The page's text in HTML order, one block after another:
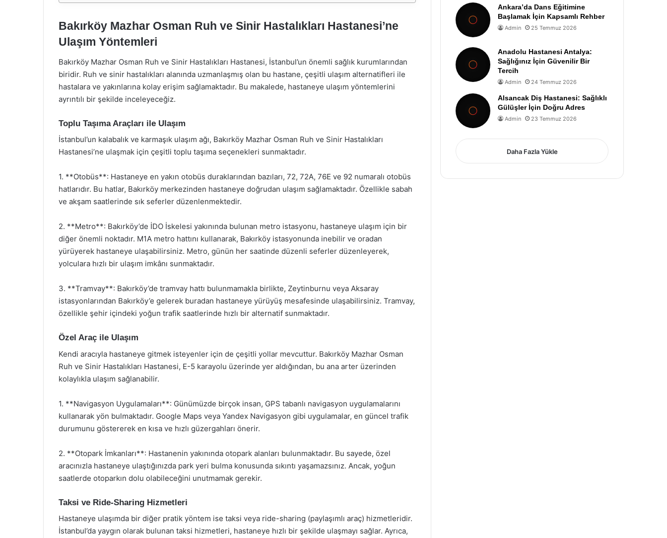
Bakırköy Mazhar Osman Ruh ve Sinir Hastalıkları Hastanesi’ne
Ulaşım Yöntemleri
Bakırköy Mazhar Osman Ruh ve Sinir Hastalıkları Hastanesi, İstanbul’un önemli sağlık kurumlarından
biridir. Ruh ve sinir hastalıkları alanında uzmanlaşmış olan bu hastane, çeşitli ulaşım alternatifleri ile
hastalara ve yakınlarına kolay erişim sağlamaktadır. Bu makalede, hastaneye ulaşım yöntemlerini
ayrıntılı bir şekilde inceleyeceğiz.
Toplu Taşıma Araçları ile Ulaşım
İstanbul’un kalabalık ve karmaşık ulaşım ağı, Bakırköy Mazhar Osman Ruh ve Sinir Hastalıkları
Hastanesi’ne ulaşmak için çeşitli toplu taşıma seçenekleri sunmaktadır.
1. **Otobüs**: Hastaneye en yakın otobüs duraklarından bazıları, 72, 72A, 76E ve 92 numaralı otobüs
hatlarıdır. Bu hatlar, Bakırköy merkezinden hastaneye doğrudan ulaşım sağlamaktadır. Özellikle sabah
ve akşam saatlerinde sık seferler düzenlenmektedir.
2. **Metro**: Bakırköy’de İDO İskelesi yakınında bulunan metro istasyonu, hastaneye ulaşım için bir
diğer önemli noktadır. M1A metro hattını kullanarak, Bakırköy istasyonunda inebilir ve oradan
yürüyerek hastaneye ulaşabilirsiniz. Metro, günün her saatinde düzenli seferler düzenleyerek,
yolculara hızlı bir ulaşım imkânı sunmaktadır.
3. **Tramvay**: Bakırköy’de tramvay hattı bulunmamakla birlikte, Zeytinburnu veya Aksaray
istasyonlarından Bakırköy’e gelerek buradan hastaneye yürüyüş mesafesinde ulaşabilirsiniz. Tramvay,
özellikle şehir içindeki yoğun trafik saatlerinde hızlı bir alternatif sunmaktadır.
Özel Araç ile Ulaşım
Kendi aracıyla hastaneye gitmek isteyenler için de çeşitli yollar mevcuttur. Bakırköy Mazhar Osman
Ruh ve Sinir Hastalıkları Hastanesi, E-5 karayolu üzerinde yer aldığından, bu ana arter üzerinden
kolaylıkla ulaşım sağlanabilir.
1. **Navigasyon Uygulamaları**: Günümüzde birçok insan, GPS tabanlı navigasyon uygulamalarını
kullanarak yön bulmaktadır. Google Maps veya Yandex Navigasyon gibi uygulamalar, en güncel trafik
durumunu göstererek en kısa ve hızlı güzergahları önerir.
2. **Otopark İmkanları**: Hastanenin yakınında otopark alanları bulunmaktadır. Bu sayede, özel
aracınızla hastaneye ulaştığınızda park yeri bulma konusunda sıkıntı yaşamazsınız. Ancak, yoğun
saatlerde otoparkın dolu olabileceğini unutmamak gerekir.
Taksi ve Ride-Sharing Hizmetleri
Hastaneye ulaşımda bir diğer pratik yöntem ise taksi veya ride-sharing (paylaşımlı araç) hizmetleridir.
İstanbul’da yaygın olarak bulunan taksi hizmetleri, hastaneye hızlı bir şekilde ulaşmayı sağlar. Ayrıca,
Ankara’da Dans Eğitimine
Başlamak İçin Kapsamlı Rehber
Admin 25 Temmuz 2026
Anadolu Hastanesi Antalya:
Sağlığınız İçin Güvenilir Bir
Tercih
Admin 24 Temmuz 2026
Alsancak Diş Hastanesi: Sağlıklı
Gülüşler İçin Doğru Adres
Admin 23 Temmuz 2026
Daha Fazla Yükle